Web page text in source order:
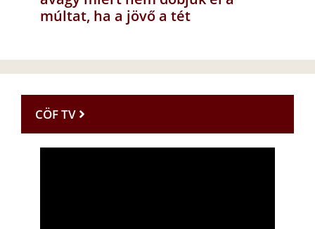
múltat, ha a jövő a tét
CÖF TV